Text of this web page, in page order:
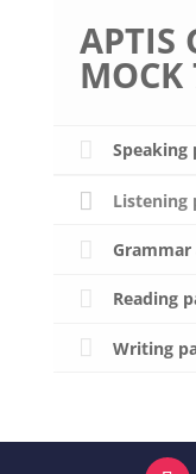
APTIS
MOCK
Speaking
Listening
Grammar
Reading
Writing